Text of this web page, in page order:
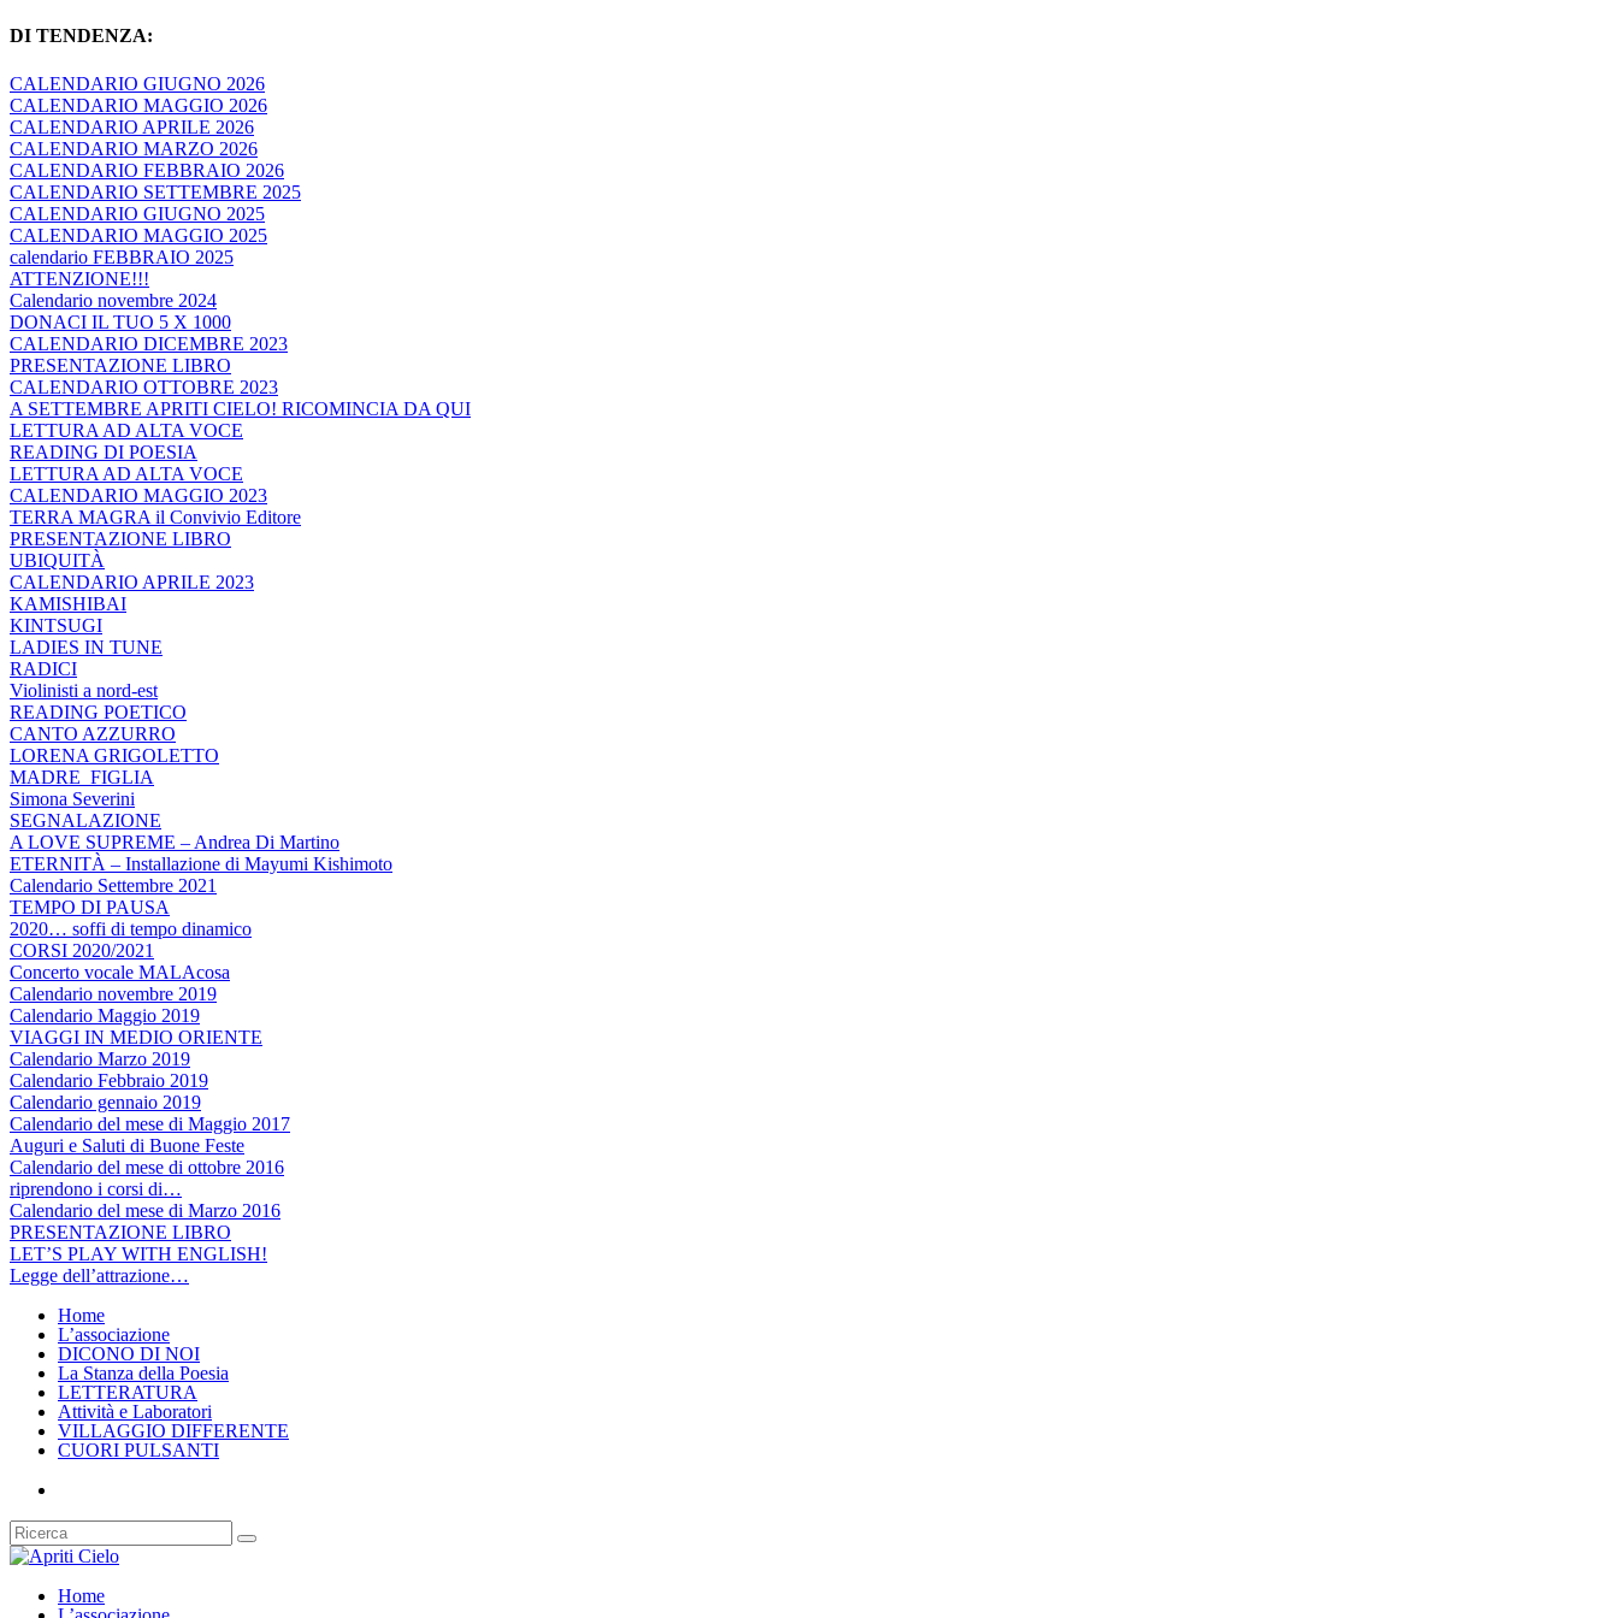
DI TENDENZA:
CALENDARIO GIUGNO 2026
CALENDARIO MAGGIO 2026
CALENDARIO APRILE 2026
CALENDARIO MARZO 2026
CALENDARIO FEBBRAIO 2026
CALENDARIO SETTEMBRE 2025
CALENDARIO GIUGNO 2025
CALENDARIO MAGGIO 2025
calendario FEBBRAIO 2025
ATTENZIONE!!!
Calendario novembre 2024
DONACI IL TUO 5 X 1000
CALENDARIO DICEMBRE 2023
PRESENTAZIONE LIBRO
CALENDARIO OTTOBRE 2023
A SETTEMBRE APRITI CIELO! RICOMINCIA DA QUI
LETTURA AD ALTA VOCE
READING DI POESIA
LETTURA AD ALTA VOCE
CALENDARIO MAGGIO 2023
TERRA MAGRA il Convivio Editore
PRESENTAZIONE LIBRO
UBIQUITÀ
CALENDARIO APRILE 2023
KAMISHIBAI
KINTSUGI
LADIES IN TUNE
RADICI
Violinisti a nord-est
READING POETICO
CANTO AZZURRO
LORENA GRIGOLETTO
MADRE_FIGLIA
Simona Severini
SEGNALAZIONE
A LOVE SUPREME – Andrea Di Martino
ETERNITÀ – Installazione di Mayumi Kishimoto
Calendario Settembre 2021
TEMPO DI PAUSA
2020… soffi di tempo dinamico
CORSI 2020/2021
Concerto vocale MALAcosa
Calendario novembre 2019
Calendario Maggio 2019
VIAGGI IN MEDIO ORIENTE
Calendario Marzo 2019
Calendario Febbraio 2019
Calendario gennaio 2019
Calendario del mese di Maggio 2017
Auguri e Saluti di Buone Feste
Calendario del mese di ottobre 2016
riprendono i corsi di…
Calendario del mese di Marzo 2016
PRESENTAZIONE LIBRO
LET’S PLAY WITH ENGLISH!
Legge dell’attrazione…
Home
L’associazione
DICONO DI NOI
La Stanza della Poesia
LETTERATURA
Attività e Laboratori
VILLAGGIO DIFFERENTE
CUORI PULSANTI
Home